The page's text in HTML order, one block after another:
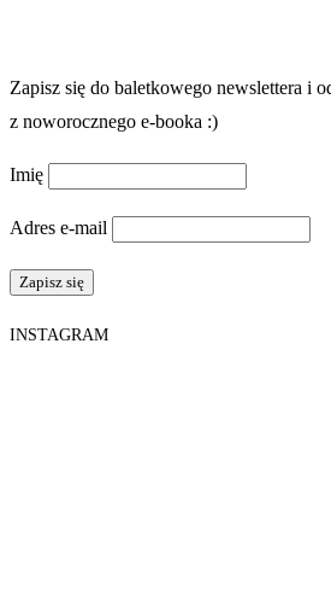
Zapisz się do baletkowego newslettera i
z noworocznego e-booka :)
Imię
Adres e-mail
INSTAGRAM